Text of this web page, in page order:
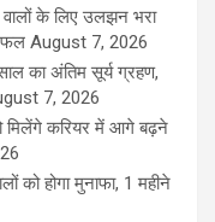
के लिए उलझन भरा
August 7, 2026
का अंतिम सूर्य ग्रहण,
7, 2026
मिलेंगे करियर में आगे बढ़ने
को होगा मुनाफा, 1 महीने